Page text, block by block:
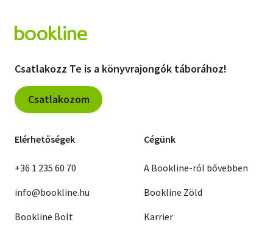
Csatlakozz Te is a könyvrajongók táborához!
Csatlakozom
Elérhetőségek
+36 1 235 60 70
info@bookline.hu
Bookline Bolt
Cégünk
A Bookline-ról bővebben
Bookline Zöld
Karrier